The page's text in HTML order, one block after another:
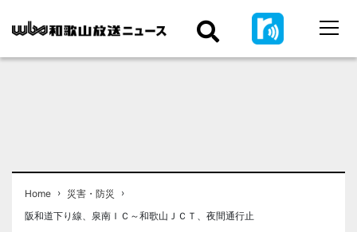
Home › 災害・防災
›
阪和道下り線、泉南ＩＣ～和歌山ＪＣＴ、夜間通行止